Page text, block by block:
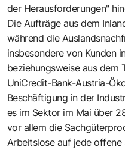
der Herausforderungen"
Die Aufträge aus dem
während die
insbesondere von Kunden
beziehungsweise aus dem
UniCredit-Bank-Austria-
Beschäftigung in der
es im Sektor im Mai über
vor allem die
Arbeitslose auf jede